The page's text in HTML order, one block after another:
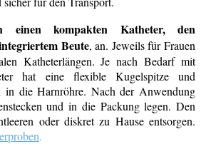
einen kompakten Katheter, den
Beute, an. Jeweils für Frauen
Katheterlängen. Je nach Bedarf mit
hat eine flexible Kugelspitze und
in die Harnröhre. Nach der Anwendung
und in die Packung legen. Den
oder diskret zu Hause entsorgen.
.